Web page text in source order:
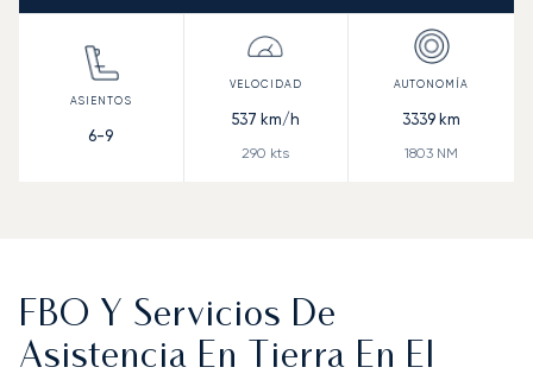
6-9
537 km/h
290 kts
3339 km
1803 NM
FBO Y Servicios De
Asistencia En Tierra En El